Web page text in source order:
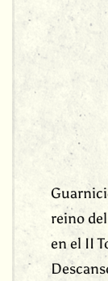
reino
en el II